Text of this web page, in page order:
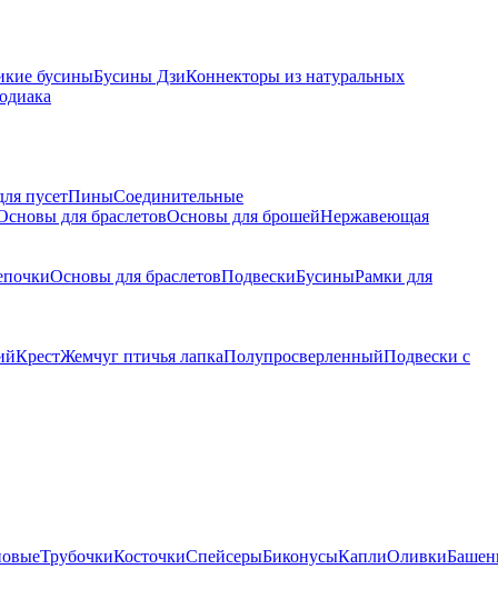
бусиныБусины ДзиКоннекторы из натуральных
пусетПиныСоединительные
для браслетовОсновы для брошейНержавеющая
Основы для браслетовПодвескиБусиныРамки для
КрестЖемчуг птичья лапкаПолупросверленныйПодвески с
ТрубочкиКосточкиСпейсерыБиконусыКаплиОливки